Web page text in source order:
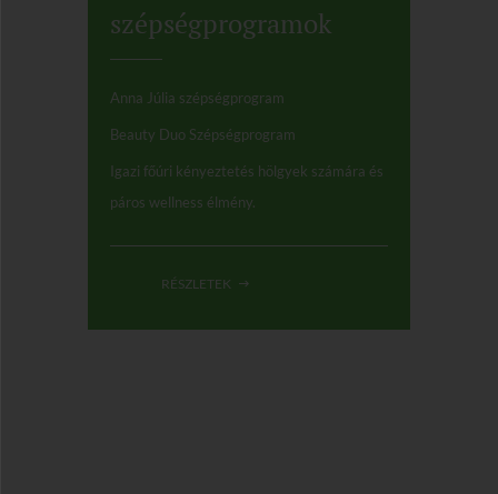
szépségprogramok
Anna Júlia szépségprogram
Beauty Duo Szépségprogram
Igazi főúri kényeztetés hölgyek számára és
páros wellness élmény.
RÉSZLETEK